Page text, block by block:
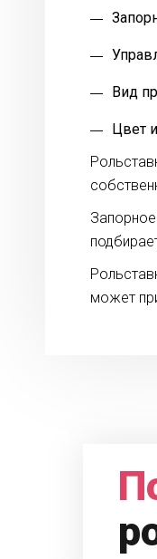
Вид
Цвет
может